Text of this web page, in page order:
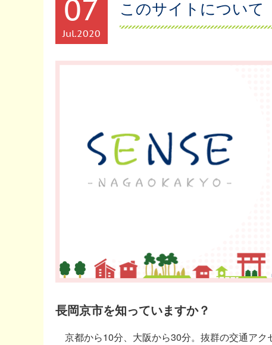
07
Jul 2020
このサイトについて
長岡京市を知っていますか？
京都から10分、大阪から30分。抜群の交通ア